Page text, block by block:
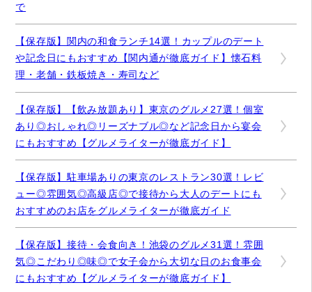
で
【保存版】関内の和食ランチ14選！カップルのデート
や記念日にもおすすめ【関内通が徹底ガイド】懐石料
理・老舗・鉄板焼き・寿司など
【保存版】【飲み放題あり】東京のグルメ27選！個室
あり◎おしゃれ◎リーズナブル◎など記念日から宴会
にもおすすめ【グルメライターが徹底ガイド】
【保存版】駐車場ありの東京のレストラン30選！レビ
ュー◎雰囲気◎高級店◎で接待から大人のデートにも
おすすめのお店をグルメライターが徹底ガイド
【保存版】接待・会食向き！池袋のグルメ31選！雰囲
気◎こだわり◎味◎で女子会から大切な日のお食事会
にもおすすめ【グルメライターが徹底ガイド】